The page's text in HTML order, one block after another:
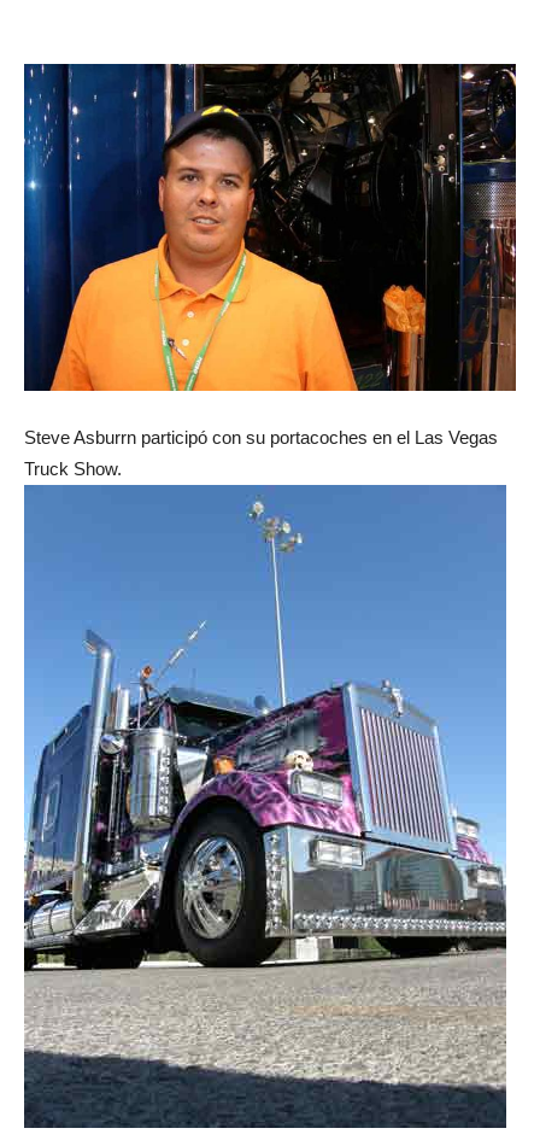
Steve Asburrn participó con su portacoches en el Las Vegas
Truck Show.